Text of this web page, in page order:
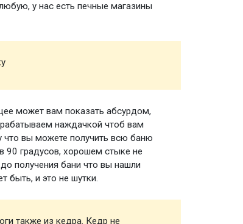
у нас есть печные магазины
может вам показать абсурдом,
наждачкой чтоб вам
вы можете получить всю баню
90 градусов, хорошем стыке не
получения бани что вы нашли
быть, и это не шутки.
также из кедра. Кедр не